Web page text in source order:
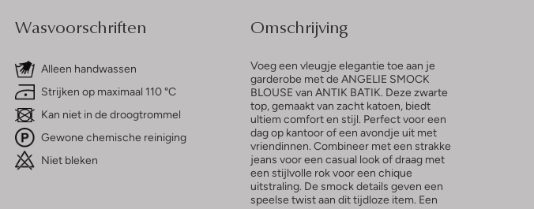
Wasvoorschriften
Alleen handwassen
Strijken op maximaal 110 °C
Kan niet in de droogtrommel
Gewone chemische reiniging
Niet bleken
Omschrijving
Voeg een vleugje elegantie toe aan je
garderobe met de ANGELIE SMOCK
BLOUSE van ANTIK BATIK. Deze zwarte
top, gemaakt van zacht katoen, biedt
ultiem comfort en stijl. Perfect voor een
dag op kantoor of een avondje uit met
vriendinnen. Combineer met een strakke
jeans voor een casual look of draag met
een stijlvolle rok voor een chique
uitstraling. De smock details geven een
speelse twist aan dit tijdloze item. Een